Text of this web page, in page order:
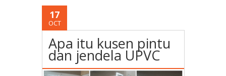
17
OCT
Apa itu kusen pintu
dan jendela UPVC